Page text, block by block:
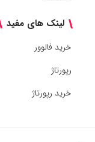
لینک های مفید
خرید فالوور
رپورتاژ
خرید رپورتاژ